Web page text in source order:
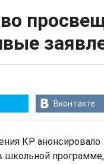
Вконтакте
КР анонсировало
программе,